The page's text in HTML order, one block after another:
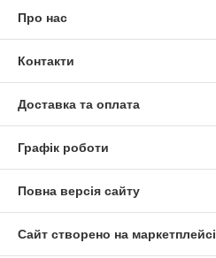
Про нас
Контакти
Доставка та оплата
Графік роботи
Повна версія сайту
Сайт створено на маркетплейсі